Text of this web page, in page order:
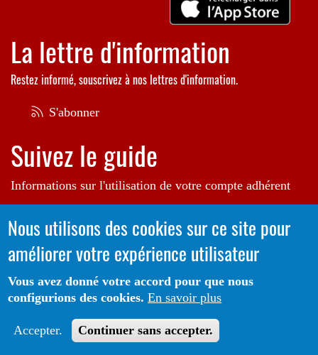
La lettre d'information
Restez informé, souscrivez à nos lettres d'information.
S'abonner
Suivez le guide
Informations sur l'utilisation de votre compte adhérent
Voir le guide
Autrice de l'illustration en bannière:Raphaëlle Michaud
Portail CoLibris® - Copyright© 2026 - LOGIQ Systèmes. Tous
droits réservés -Protection des données
Légales
Nous utilisons des cookies sur ce site pour
améliorer votre expérience utilisateur
Vous avez donné votre accord pour que nous
configurions des cookies. En savoir plus
Accepter. Continuer sans accepter.